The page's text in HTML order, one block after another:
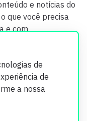
de
de
a nossa
e notícias do
que você precisa
e com